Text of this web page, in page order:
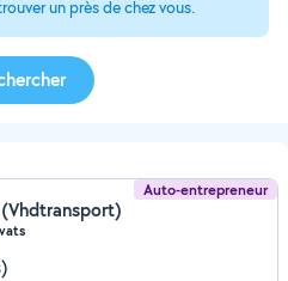
un près de chez vous.
Auto-entrepreneur